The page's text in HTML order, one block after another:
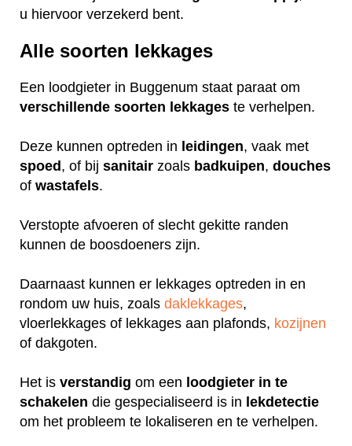
u hiervoor verzekerd bent.
Alle soorten lekkages
Een loodgieter in Buggenum staat paraat om
verschillende soorten lekkages te verhelpen.
Deze kunnen optreden in leidingen, vaak met
spoed, of bij sanitair zoals badkuipen, douches
of wastafels.
Verstopte afvoeren of slecht gekitte randen
kunnen de boosdoeners zijn.
Daarnaast kunnen er lekkages optreden in en
rondom uw huis, zoals daklekkages,
vloerlekkages of lekkages aan plafonds, kozijnen
of dakgoten.
Het is verstandig om een loodgieter in te
schakelen die gespecialiseerd is in lekdetectie
om het probleem te lokaliseren en te verhelpen.